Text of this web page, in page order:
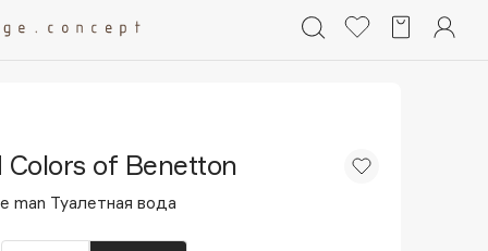
Colors of Benetton
man Туалетная вода